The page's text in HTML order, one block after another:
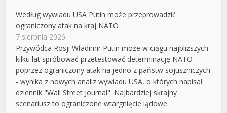
Według wywiadu USA Putin może przeprowadzić
ograniczony atak na kraj NATO
7 sierpnia 2026
Przywódca Rosji Władimir Putin może w ciągu najbliższych
kilku lat spróbować przetestować determinację NATO
poprzez ograniczony atak na jedno z państw sojuszniczych
- wynika z nowych analiz wywiadu USA, o których napisał
dziennik "Wall Street Journal". Najbardziej skrajny
scenariusz to ograniczone wtargnięcie lądowe.